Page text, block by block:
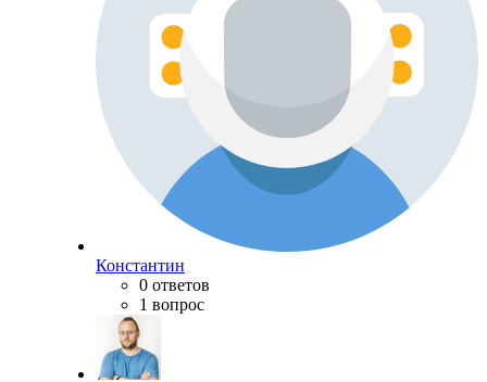
Константин
0 ответов
1 вопрос